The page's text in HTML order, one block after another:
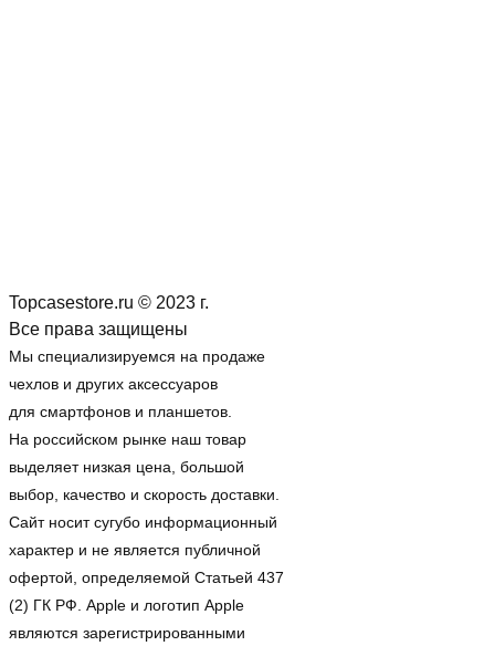
Topcasestore.ru © 2023 г.
Все права защищены
Мы специализируемся на продаже
чехлов и других аксессуаров
для смартфонов и планшетов.
На российском рынке наш товар
выделяет низкая цена, большой
выбор, качество и скорость доставки.
Сайт носит сугубо информационный
характер и не является публичной
офертой, определяемой Статьей 437
(2) ГК РФ. Apple и логотип Apple
являются зарегистрированными